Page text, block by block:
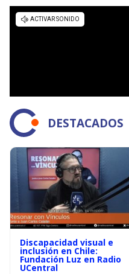
DESTACADOS
Discapacidad visual e
inclusión en Chile:
Fundación Luz en Radio
UCentral